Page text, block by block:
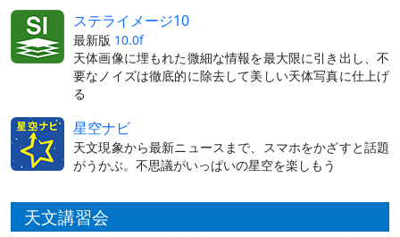
ステライメージ10
最新版 10.0f
天体画像に埋もれた微細な情報を最大限に引き出し、不
要なノイズは徹底的に除去して美しい天体写真に仕上げ
る
星空ナビ
天文現象から最新ニュースまで、スマホをかざすと話題
がうかぶ。不思議がいっぱいの星空を楽しもう
天文講習会